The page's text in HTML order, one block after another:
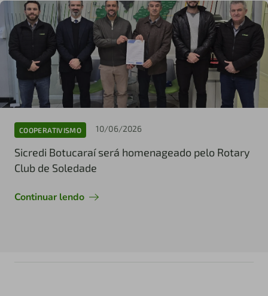
COOPERATIVISMO 10/06/2026
Sicredi Botucaraí será homenageado pelo Rotary
Club de Soledade
Continuar lendo